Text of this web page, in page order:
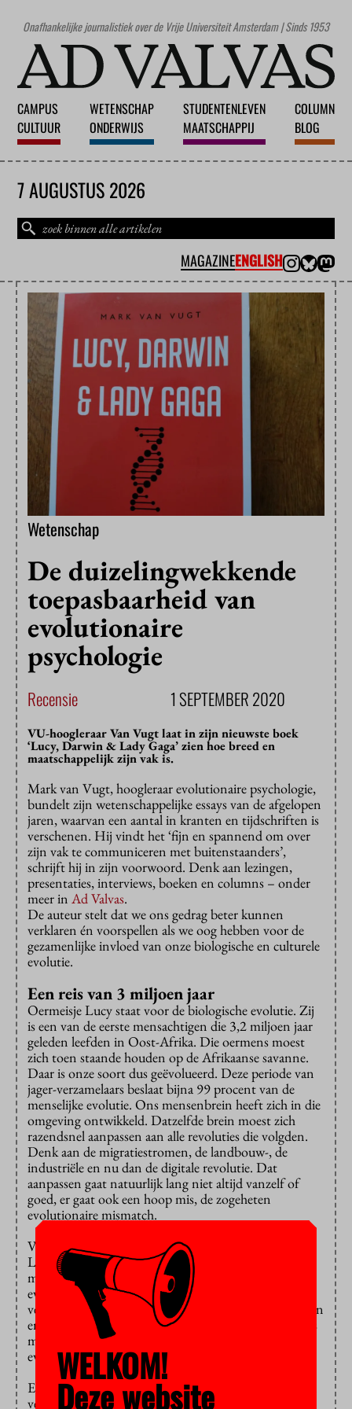
Onafhankelijke journalistiek over de Vrije Universiteit Amsterdam | Sinds 1953
CAMPUS
CULTUUR
WETENSCHAP
ONDERWIJS
STUDENTENLEVEN
MAATSCHAPPIJ
COLUMN
BLOG
7 AUGUSTUS 2026
MAGAZINEENGLISH
Wetenschap
De duizelingwekkende
toepasbaarheid van
evolutionaire
psychologie
Recensie 1 SEPTEMBER 2020
VU-hoogleraar Van Vugt laat in zijn nieuwste boek
‘Lucy, Darwin & Lady Gaga’ zien hoe breed en
maatschappelijk zijn vak is.
Mark van Vugt, hoogleraar evolutionaire psychologie,
bundelt zijn wetenschappelijke essays van de afgelopen
jaren, waarvan een aantal in kranten en tijdschriften is
verschenen. Hij vindt het ‘fijn en spannend om over
zijn vak te communiceren met buitenstaanders’,
schrijft hij in zijn voorwoord. Denk aan lezingen,
presentaties, interviews, boeken en columns – onder
meer in Ad Valvas.
De auteur stelt dat we ons gedrag beter kunnen
verklaren én voorspellen als we oog hebben voor de
gezamenlijke invloed van onze biologische en culturele
evolutie.
Een reis van 3 miljoen jaar
Oermeisje Lucy staat voor de biologische evolutie. Zij
is een van de eerste mensachtigen die 3,2 miljoen jaar
geleden leefden in Oost-Afrika. Die oermens moest
zich toen staande houden op de Afrikaanse savanne.
Daar is onze soort dus geëvolueerd. Deze periode van
jager-verzamelaars beslaat bijna 99 procent van de
menselijke evolutie. Ons mensenbrein heeft zich in die
omgeving ontwikkeld. Datzelfde brein moest zich
razendsnel aanpassen aan alle revoluties die volgden.
Denk aan de migratiestromen, de landbouw-, de
industriële en nu dan de digitale revolutie. Dat
aanpassen gaat natuurlijk lang niet altijd vanzelf of
goed, er gaat ook een hoop mis, de zogeheten
evolutionaire mismatch.
Van Vugt maakt ‘een reis’ van oermeisje Lucy naar
Lady Gaga, popidool én lhbt-activist. Die reis duurt 3
miljoen jaar en dankzij Charles Darwin en de
evolutionaire psychologie zouden we de alledaagse
verschijnselen en onze problemen beter leren begrijpen
en oplossen. In zijn ruim 60 essays kijkt Van Vugt dus
met de bril van Darwin, de vader van de
evolutietheorie.
Een nadeel is dat je het gevoel krijgt dat de auteur heel
veel aanstipt, maar nergens echt de diepte ingaat. Dit
WELKOM!
Deze website